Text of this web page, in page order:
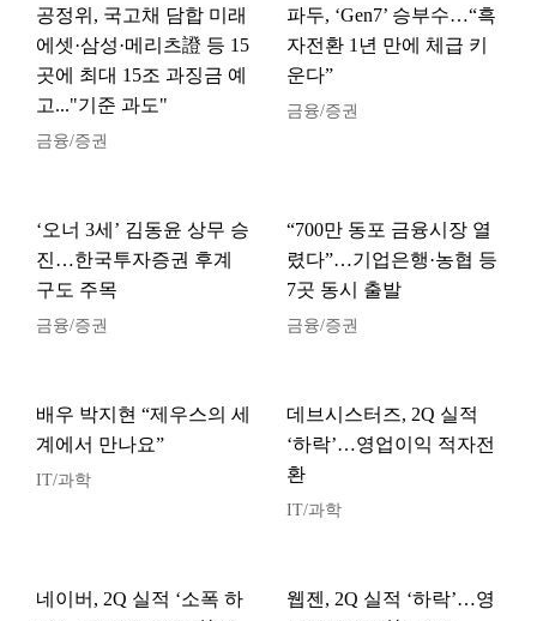
공정위, 국고채 담합 미래
에셋·삼성·메리츠證 등 15
곳에 최대 15조 과징금 예
고..."기준 과도"
금융/증권
파두, ‘Gen7’ 승부수…“흑
자전환 1년 만에 체급 키
운다”
금융/증권
‘오너 3세’ 김동윤 상무 승
진…한국투자증권 후계
구도 주목
금융/증권
“700만 동포 금융시장 열
렸다”…기업은행·농협 등
7곳 동시 출발
금융/증권
배우 박지현 “제우스의 세
계에서 만나요”
IT/과학
데브시스터즈, 2Q 실적
‘하락’…영업이익 적자전
환
IT/과학
네이버, 2Q 실적 ‘소폭 하
웹젠, 2Q 실적 ‘하락’…영